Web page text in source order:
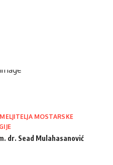
MOSTARSKE
dr. Sead Mulahasanović